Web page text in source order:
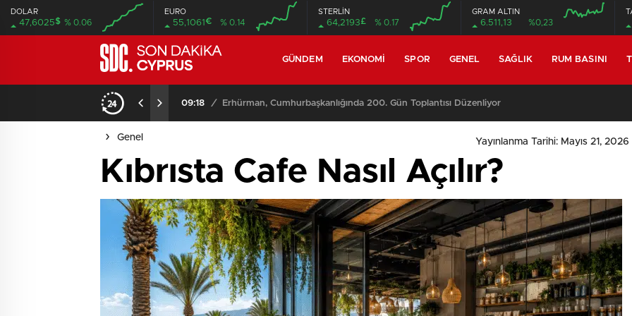
DOLAR
47,6025$ % 0.06
EURO
55,1061€ % 0.14
STERLİN
64,2193£ % 0.17
GRAM ALTIN
6.511,13 %0,23
GÜNDEM EKONOMI SPOR GENEL SAĞLIK RUM BASINI
09:18 / Erhürman, Cumhurbaşkanlığında 200. Gün Toplantısı Düzenliyor
Genel Yayınlanma Tarihi: Mayıs 21, 2026
Kıbrısta Cafe Nasıl Açılır?